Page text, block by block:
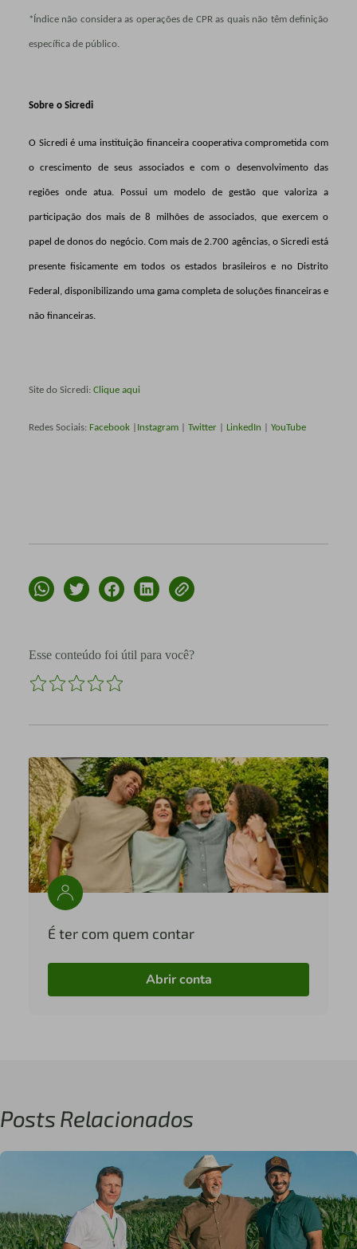
*Índice não considera as operações de CPR as quais não têm definição
específica de público.
Sobre o Sicredi
O Sicredi é uma instituição financeira cooperativa comprometida com
o crescimento de seus associados e com o desenvolvimento das
regiões onde atua. Possui um modelo de gestão que valoriza a
participação dos mais de 8 milhões de associados, que exercem o
papel de donos do negócio. Com mais de 2.700 agências, o Sicredi está
presente fisicamente em todos os estados brasileiros e no Distrito
Federal, disponibilizando uma gama completa de soluções financeiras e
não financeiras.
Site do Sicredi: Clique aqui
Redes Sociais:Facebook| Instagram| Twitter| LinkedIn YouTube
Esse conteúdo foi útil para você?
É ter com quem contar
Abrir conta
Posts Relacionados